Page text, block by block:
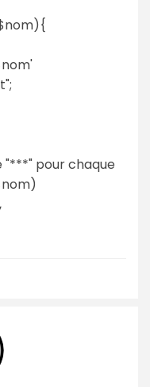
"***" pour chaque